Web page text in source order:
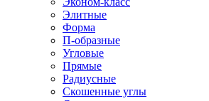
Элитные
Форма
П-образные
Угловые
Прямые
Радиусные
Скошенные углы